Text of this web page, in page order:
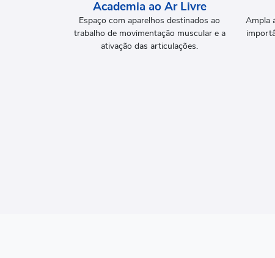
Academia ao Ar Livre
Espaço com aparelhos destinados ao
trabalho de movimentação muscular e a
ativação das articulações.
Ampla